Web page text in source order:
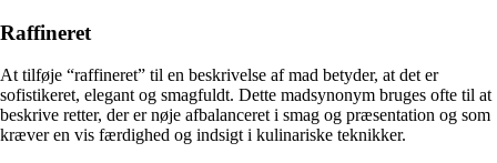
Raffineret
At tilføje “raffineret” til en beskrivelse af mad betyder, at det er
sofistikeret, elegant og smagfuldt. Dette madsynonym bruges ofte til at
beskrive retter, der er nøje afbalanceret i smag og præsentation og som
kræver en vis færdighed og indsigt i kulinariske teknikker.